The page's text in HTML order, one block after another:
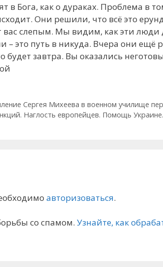
в Бога, как о дураках. Проблема в
Они решили, что всё это
вас слепым. Мы видим, как эти
– это путь в никуда. Вчера они ещё
будет завтра. Вы оказались
Сергея Михеева в военном училище
Наглость европейцев. Помощь
авторизоваться.
со спамом. Узнайте, как